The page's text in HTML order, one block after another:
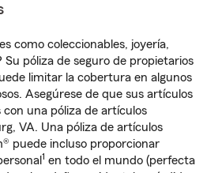
como coleccionables, joyería,
póliza de seguro de propietarios
limitar la cobertura en algunos
Asegúrese de que sus artículos
una póliza de artículos
VA. Una póliza de artículos
puede incluso proporcionar
1 en todo el mundo (perfecta